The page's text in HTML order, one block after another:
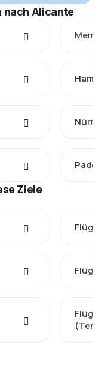
nach Alicante
Ziele
Flüge
Flüge
Flüge